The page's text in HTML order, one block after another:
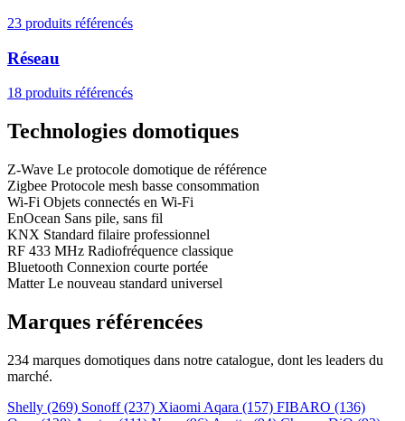
23 produits référencés
Réseau
18 produits référencés
Technologies domotiques
Z-Wave Le protocole domotique de référence
Zigbee Protocole mesh basse consommation
Wi-Fi Objets connectés en Wi-Fi
EnOcean Sans pile, sans fil
KNX Standard filaire professionnel
RF 433 MHz Radiofréquence classique
Bluetooth Connexion courte portée
Matter Le nouveau standard universel
Marques référencées
234 marques domotiques dans notre catalogue, dont les leaders du
marché.
Shelly (269) Sonoff(237) Xiaomi Aqara (157) FIBARO (136)